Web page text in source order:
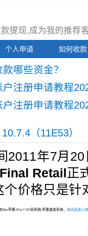
提现,成为我的推荐
个人申请 如何收款
哪些资金？
注册申请教程
注册申请教程
（11E53）
年7月20
Retail正
价格只是针
Mac苹果-Win7/XP双系统-苹果重装系统，请点此进入